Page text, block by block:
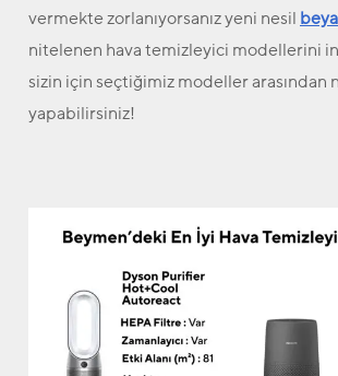
vermekte zorlanıyorsanız yeni nesil
nitelenen hava temizleyici modellerini
sizin için seçtiğimiz modeller arasından
yapabilirsiniz!